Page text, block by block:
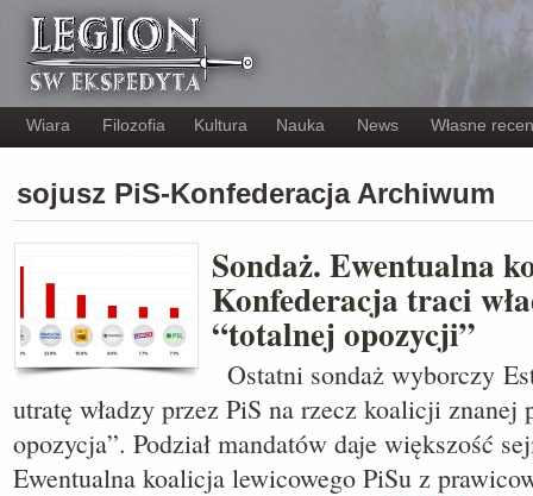
Wiara Filozofia Kultura Nauka News Własne
sojusz PiS-Konfederacja Archiwum
Sondaż. Ewentualna
Konfederacja traci
“totalnej opozycji”
Ostatni sondaż wyborczy
utratę władzy przez PiS na rzecz koalicji znanej
opozycja”. Podział mandatów daje większość
Ewentualna koalicja lewicowego PiSu z